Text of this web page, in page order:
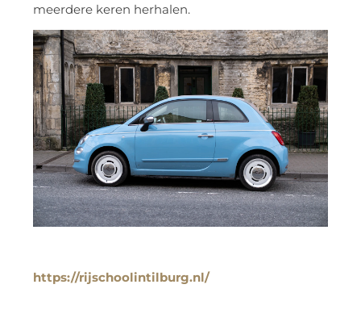
meerdere keren herhalen.
https://rijschoolintilburg.nl/